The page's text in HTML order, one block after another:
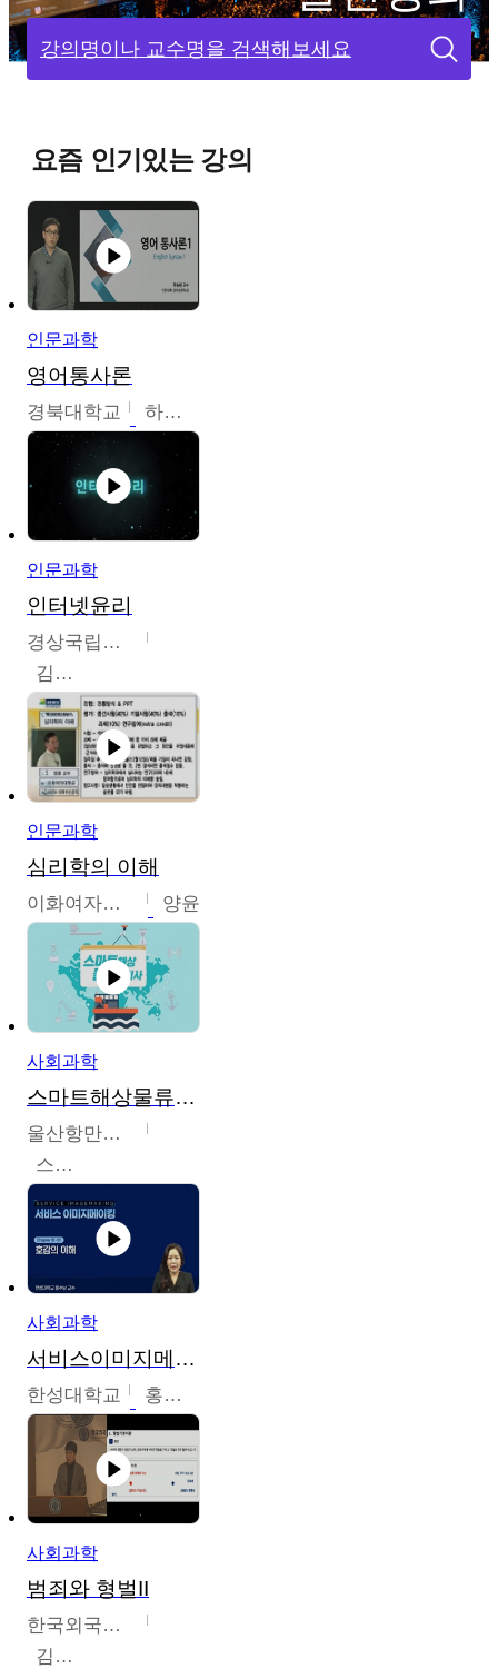
강의명이나 교수명을 검색해보세요
요즘 인기있는 강의
인문과학
영어통사론
경북대학교 하승완
인문과학
인터넷윤리
경상국립대학교
김대군
인문과학
심리학의 이해
이화여자대학교 양윤
사회과학
스마트해상물류관리사 교육과정2
울산항만공사
스마트해상물류관리사 교육위원회
사회과학
서비스이미지메이킹
한성대학교 홍수남
사회과학
범죄와 형벌II
한국외국어대학교
김현수